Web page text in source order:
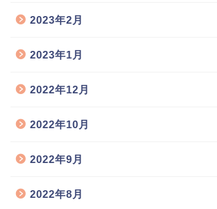
2023年2月
2023年1月
2022年12月
2022年10月
2022年9月
2022年8月